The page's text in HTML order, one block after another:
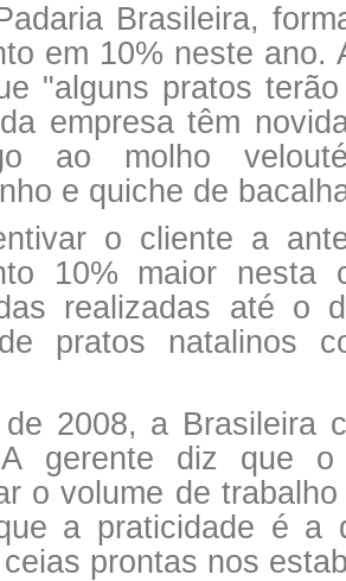
Brasileira,
em 10% neste ano.
"alguns pratos
empresa têm
ao molho
e quiche de
o cliente a
10% maior nesta
realizadas até o
pratos natalinos
2008, a Brasileira
A gerente diz que
o volume de
a praticidade é a
prontas nos